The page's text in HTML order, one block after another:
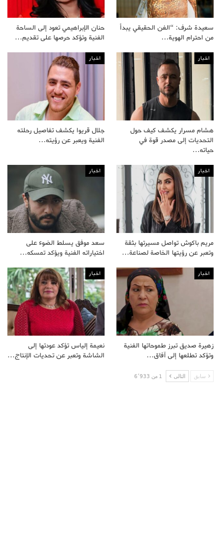
سعيدة شرف: “الفن الحقيقي يبدأ
من احترام الهوية…
حنان الإبراهيمي تعود إلى الساحة
الفنية وتؤكد حرصها على تقديم…
اخبار
هشام مسرار يكشف كيف حول
التحديات إلى مصدر قوة في
حياته…
اخبار
جلال قريوا يكشف تفاصيل رحلته
الفنية ويعبر عن رؤيته…
اخبار
مريم باكوش تواصل مسيرتها بثقة
وتعبر عن رؤيتها الخاصة لصناعة…
اخبار
سعد موفق يسلط الضوء على
اختياراته الفنية ويؤكد تمسكه…
اخبار
زهيرة صديق تبرز طموحاتها الفنية
وتؤكد تطلعها إلى آفاق…
اخبار
نعيمة إلياس تؤكد عودتها إلى
الشاشة وتعبر عن تحديات الإنتاج…
سابق التالى 1 من 6٬933